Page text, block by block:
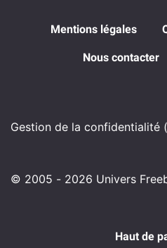
Mentions légales
Nous contacter
Gestion de la confidentialité
© 2005 - 2026 Univers
Haut de